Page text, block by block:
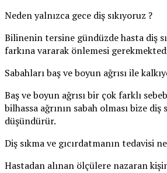
Neden yalnızca gece diş sıkıyoruz ?
Bilinenin tersine gündüzde hasta diş
farkına vararak önlemesi
Sabahları baş ve boyun ağrısı ile
Baş ve boyun ağrısı bir çok farklı
bilhassa ağrının sabah olması bize diş
düşündürür.
Diş sıkma ve gıcırdatmanın tedavisi
Hastadan alınan ölçülere nazaran